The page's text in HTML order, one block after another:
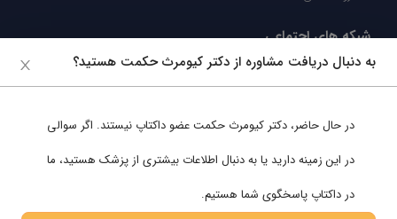
شبکه های اجتماعی
ما را در شبکه های اجتماعی دنبال کنید
به دنبال دریافت مشاوره از دکتر کیومرث حکمت هستید؟
در حال حاضر، دکتر کیومرث حکمتعضو داکتاپ نیستند. اگر سوالی
در این زمینه دارید یا به دنبال اطلاعات بیشتری از پزشک هستید، ما
در داکتاپ پاسخگوی شما هستیم.